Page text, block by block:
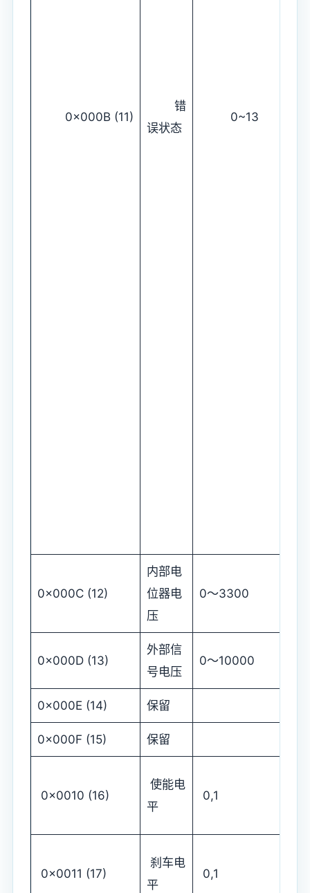
0x000B (11)
错
误状态
0~13
0x000C (12)
内部电
位器电
压
0～3300
0x000D (13)
外部信
号电压
0～10000
0x000E (14) 保留
0x000F (15) 保留
0x0010 (16)
使能电
平
0,1
0x0011 (17)
刹车电
平
0,1